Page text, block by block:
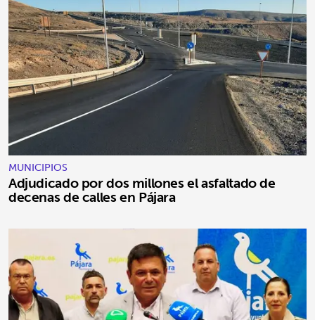
MUNICIPIOS
Adjudicado por dos millones el asfaltado de
decenas de calles en Pájara